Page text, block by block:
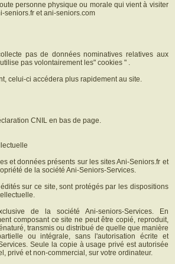
personne physique ou morale qui vient à visiter
seniors.fr et ani-seniors.com
pas de données nominatives relatives aux
pas volontairement les" cookies " .
celui-ci accédera plus rapidement au site.
CNIL en bas de page.
et données présents sur les sites Ani-Seniors.fr et
de la société Ani-Seniors-Services.
sur ce site, sont protégés par les dispositions
de la société Ani-seniors-Services. En
composant ce site ne peut être copié, reproduit,
transmis ou distribué de quelle que manière
ou intégrale, sans l'autorisation écrite et
Seule la copie à usage privé est autorisée
privé et non-commercial, sur votre ordinateur.